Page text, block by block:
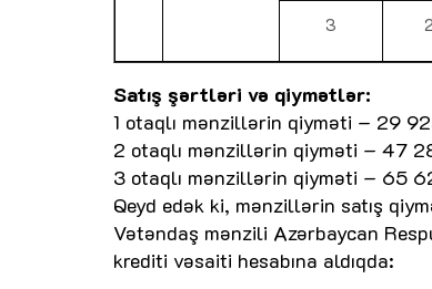
3
Satış şərtləri və qiymətlər:
1 otaqlı mənzillərin qiyməti – 29
2 otaqlı mənzillərin qiyməti – 47
3 otaqlı mənzillərin qiyməti – 65
Qeyd edək ki, mənzillərin satış
Vətəndaş mənzili Azərbaycan
krediti vəsaiti hesabına aldıqda: